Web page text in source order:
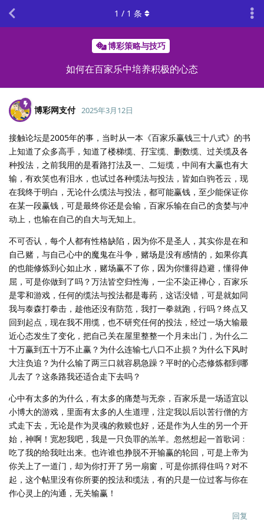
博彩策略与技巧
如何在百家乐中培养积极的心态
1 / 1 条
博彩网支付 2025年3月12日
接触论坛是2005年的事，当时从一本《百家乐赢钱三十八式》的书
上知道了众多高手，知道了楼梯缆、孖宝缆、删数缆、过关缆及各
种投法，之前我用的是看路打法及一、二短缆，中间有大赢也有大
输，有欢笑也有泪水，也试过各种缆法与投法，皆如白驹苍云，现
在我终于明白，无论什么缆法与投法，都可能赢钱，至少能保证你
在某一段赢钱，可是最终你还是会输，百家乐输在自己的贪婪与冲
动上，也输在自己的自大与无知上。
不可否认，每个人都有性格缺陷，因为你不是圣人，其实你是在和
自己赌，与自己心中的魔鬼在斗争，赌场是没有感情的，如果你真
的也能修炼到心如止水，赌场赢不了你，因为你懂得趋避，懂得伸
屈，可是你做到了吗？万法皆空归性海，一尘不染正禅心，百家乐
是零和游戏，任何的缆法与投法都是毒药，这话没错，可是就如同
我与泰森打拳击，趁他还没有防范，我打一拳就跑，行吗？终点又
回到起点，现在我不用缆，也不研究任何的投法，经过一场大输最
近心态发生了变化，把自己关在屋里整整一个月未出门，为什么二
十万赢到五十万不止赢？为什么连输七八口不止损？为什么下风时
大注负追？为什么输了两三口就容易急躁？平时的心态修炼都到哪
儿去了？这条路我还适合走下去吗？
心中有太多的为什么，有太多的痛楚与无奈，百家乐是一场适宜以
小博大的游戏，里面有太多的人生道理，注定我以后以苦行僧的方
式走下去，无论是作为灵魂的救赎也好，还是作为人生的另一个开
始，神啊！宽恕我吧，我是一只负罪的羔羊。忽然想起一首歌词﹕
吃了我的给我吐出来。也许谁也挣脱不开输赢的轮回，可是上帝为
你关上了一道门，却为你打开了另一扇窗，可是你抓得住吗？对不
起，这个帖里没有你所要的投法和缆法，有的只是一位过客与你在
作心灵上的沟通，无关输赢！
回复